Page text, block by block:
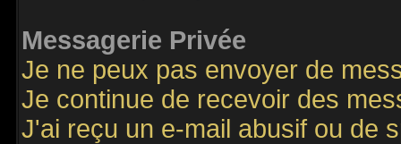
Messagerie Privée
Je ne peux pas envoyer de
Je continue de recevoir des
J'ai reçu un e-mail abusif ou de